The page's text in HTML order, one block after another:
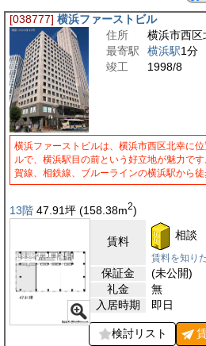
[038777] 横浜ファーストビル
住所
横浜市西区
最寄駅
横浜駅1分
竣工
1998/8
横浜ファーストビルは、横浜市西区北幸に
ルで、横浜駅目の前という好立地が魅力で
賀線、相鉄線、ブルーラインの横浜駅から
13階 47.91坪 (158.38m2)
賃料 相談
賃料を知り
保証金
(未公開)
礼金
無
入居時期
即日
検討リスト